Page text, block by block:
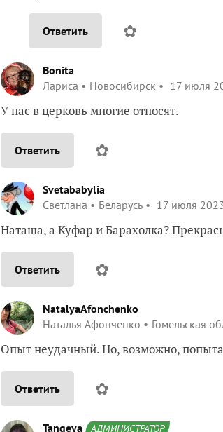
Ответить ✿
Bonita
Лариса
Новосибирск 17 июля
У нас в церковь многие относят.
Ответить ✿
Svetababylia
Светлана
Беларусь 17 июля
Наташа, а Куфар и Барахолка?
Ответить ✿
NatalyaAfonchenko
Наталья Афонченко
Гомельская
Опыт неудачный. Но, возможно,
Ответить ✿
Tangeya АДМИНИСТРАТОР